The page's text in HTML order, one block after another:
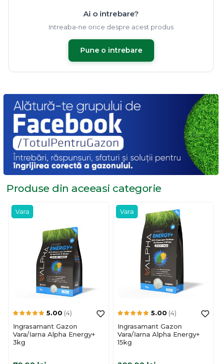
Ai o intrebare?
Intreaba-ne orice despre acest produs
Pune o intrebare
Produse din aceeasi categorie
Vara
5.00 (4)
Ingrasamant Gazon
Vara/Iarna Alpha Energy+
3kg
Vara
5.00 (4)
Ingrasamant Gazon
Vara/Iarna Alpha Energy+
15kg